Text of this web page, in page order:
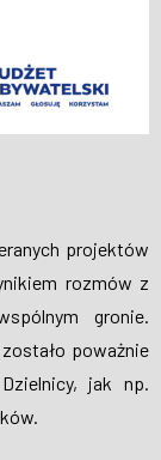
projektów
rozmów z
gronie.
poważnie
jak np.